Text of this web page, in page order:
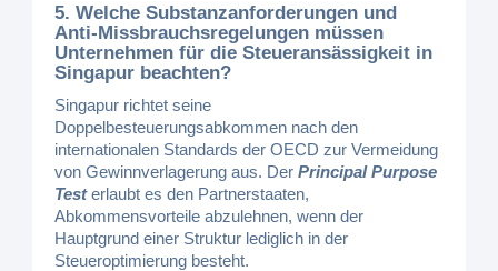
5. Welche Substanzanforderungen und
Anti-Missbrauchsregelungen müssen
Unternehmen für die Steueransässigkeit in
Singapur beachten?
Singapur richtet seine
Doppelbesteuerungsabkommen nach den
internationalen Standards der OECD zur Vermeidung
von Gewinnverlagerung aus. DerPrincipal Purpose
Test erlaubt es den Partnerstaaten,
Abkommensvorteile abzulehnen, wenn der
Hauptgrund einer Struktur lediglich in der
Steueroptimierung besteht.